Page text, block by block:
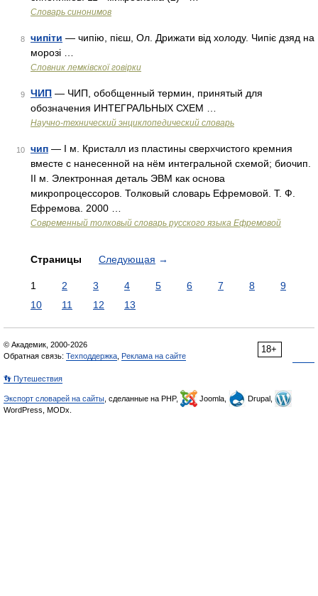
Словарь синонимов
8 чипіти — чипію, пієш, Ол. Дрижати від холоду. Чипіє дзяд на
морозі …
Словник лемківскої говірки
9 ЧИП — ЧИП, обобщенный термин, принятый для
обозначения ИНТЕГРАЛЬНЫХ СХЕМ …
Научно-технический энциклопедический словарь
10 чип — I м. Кристалл из пластины сверхчистого кремния
вместе с нанесенной на нём интегральной схемой; биочип.
II м. Электронная деталь ЭВМ как основа
микропроцессоров. Толковый словарь Ефремовой. Т. Ф.
Ефремова. 2000 …
Современный толковый словарь русского языка Ефремовой
Страницы Следующая →
1 2 3 4 5 6 7 8
9
10
11 12 13
18+
© Академик, 2000-2026
Обратная связь: Техподдержка Реклама на сайте
👣 Путешествия
Экспорт словарей на сайты , сделанные на PHP, Joomla,
Drupal,
WordPress, MODx.